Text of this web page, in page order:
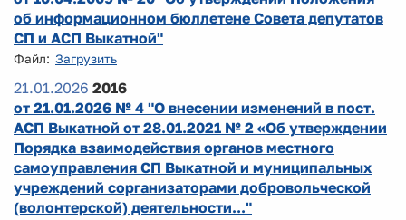
об информационном бюллетене Совета депутатов
СП и АСП Выкатной"
Файл: Загрузить
21.01.2026 2016
от 21.01.2026 № 4 "О внесении изменений в пост.
АСП Выкатной от 28.01.2021 № 2 «Об утверждении
Порядка взаимодействия органов местного
самоуправления СП Выкатной и муниципальных
учреждений сорганизаторами добровольческой
(волонтерской) деятельности..."